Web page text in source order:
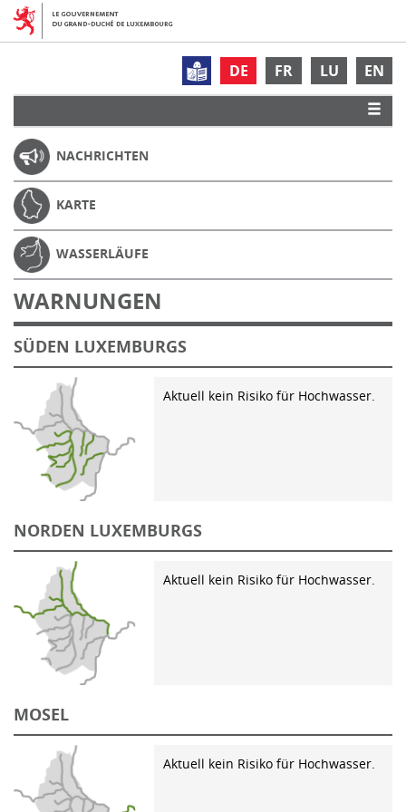
DE FR LU EN
NACHRICHTEN
KARTE
WASSERLÄUFE
WARNUNGEN
SÜDEN LUXEMBURGS
Aktuell kein Risiko für Hochwasser.
NORDEN LUXEMBURGS
Aktuell kein Risiko für Hochwasser.
MOSEL
Aktuell kein Risiko für Hochwasser.